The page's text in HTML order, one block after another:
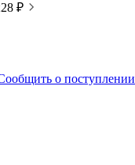
₽
о поступлении